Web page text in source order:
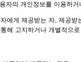
자의 개인정보를 이용하
에게 제공받는 자, 제공
해 고지하거나 개별적으